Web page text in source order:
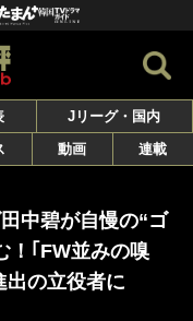
Jリーグ・国内
動画 連載
中碧が自慢の“ゴ
！｢FW並みの嗅
出の立役者に